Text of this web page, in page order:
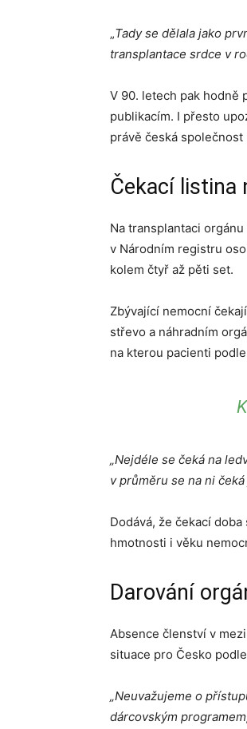
„Tady se dělala jako
transplantace srdce v
V 90. letech pak hodně
publikacím. I přesto
právě česká
Čekací listina
Na transplantaci
v Národním registru
kolem čtyř až pěti set.
Zbývající nemocní
střevo a náhradním
na kterou pacienti
„Nejdéle se čeká na
v průměru se na ni
Dodává, že čekací
hmotnosti i věku
Darování
Absence členství v
situace pro Česko
„Neuvažujeme o
dárcovským